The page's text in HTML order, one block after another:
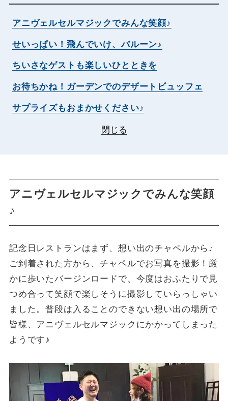
アニヴェルセルマジックでみんな笑顔♪
せいっぱい！飛んでいけ、バルーン♪
ちいさなゲストも楽しいひとときを
お待ちかね！ガーデンでのデザートビュッフェ
サプライズもおまかせください♪
閉じる
アニヴェルセルマジックでみんな笑顔
♪
記念日レストランはまず、想い出のチャペルから♪
ご到着された方から、チャペルでお写真を撮影！厳
かに歩いたバージンロードで、今度はおふたりで見
つめ合って笑顔で楽しそうに撮影していらっしゃい
ました。普段は入ることのできない想い出の場所で
皆様、アニヴェルセルマジックにかかってしまった
ようです♪